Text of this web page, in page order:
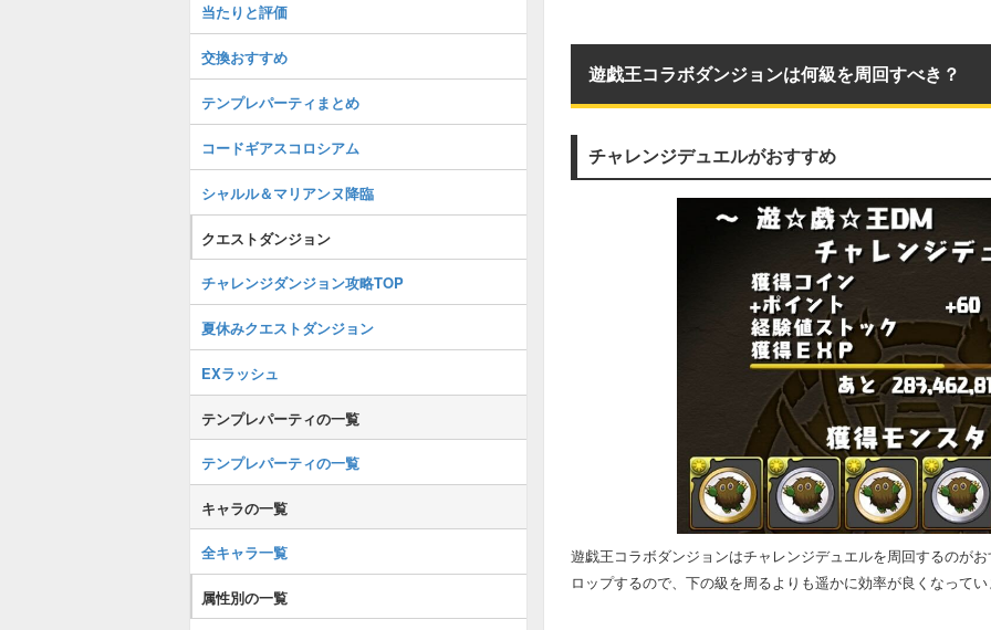
遊戯王コラボダンジョンは何級を周回すべき？
チャレンジデュエルがおすすめ
遊戯王コラボダンジョンはチャレンジデュエルを周回するのが
ロップするので、下の級を周るよりも遥かに効率が良くなって
当たりと評価
交換おすすめ
テンプレパーティまとめ
コードギアスコロシアム
シャルル＆マリアンヌ降臨
クエストダンジョン
チャレンジダンジョン攻略TOP
夏休みクエストダンジョン
EXラッシュ
テンプレパーティの一覧
テンプレパーティの一覧
キャラの一覧
全キャラ一覧
属性別の一覧